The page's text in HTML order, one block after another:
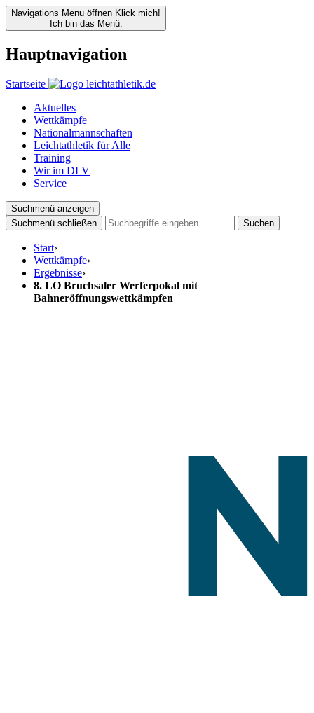
Navigations Menu öffnen Klick mich!
Ich bin das Menü.
Hauptnavigation
Startseite
Aktuelles
Wettkämpfe
Nationalmannschaften
Leichtathletik für Alle
Training
Wir im DLV
Service
Suchmenü anzeigen
Suchmenü schließen
Suchen
Start›
Wettkämpfe›
Ergebnisse›
8. LO Bruchsaler Werferpokal mit
Bahneröffnungswettkämpfen